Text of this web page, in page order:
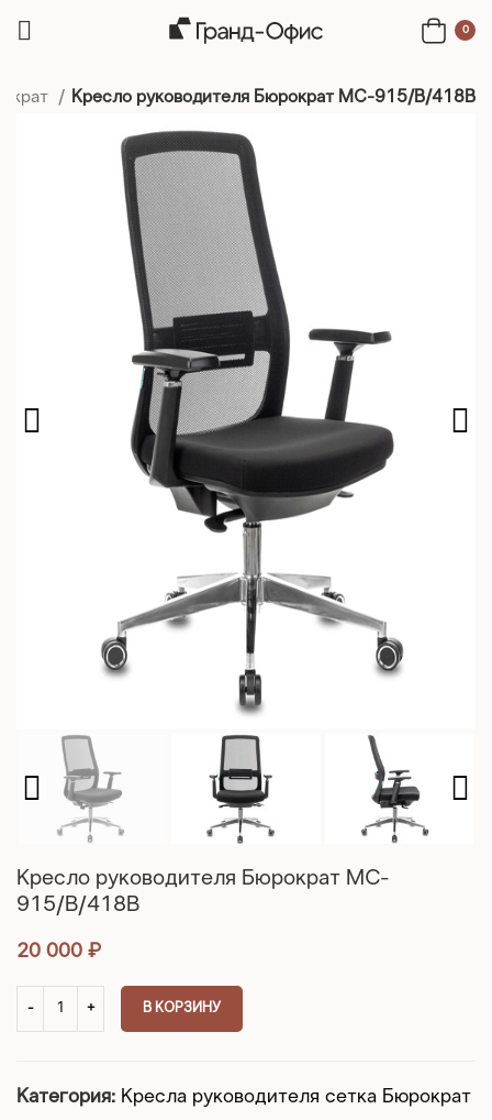
0
Кресло руководителя Бюрократ MC-915/B/418B
Кресло руководителя Бюрократ MC-
915/B/418B
20 000 ₽
В КОРЗИНУ
Категория: Кресла руководителя сетка Бюрократ